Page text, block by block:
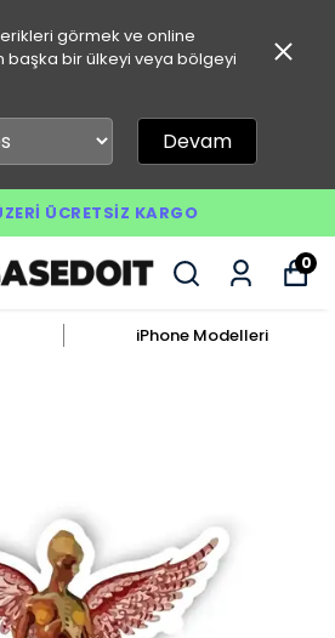
görmek ve online
başka bir ülkeyi veya bölgeyi
Devam
ÜCRETSIZ KARGO
0
iPhone Modelleri